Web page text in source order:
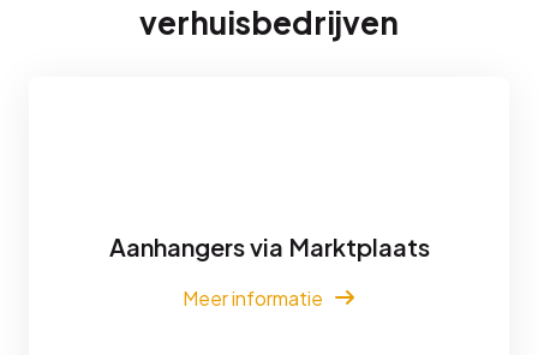
verhuisbedrijven
Aanhangers via Marktplaats
Meer informatie